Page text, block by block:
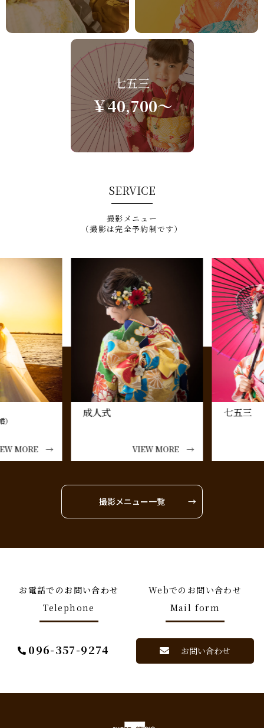
七五三
￥40,700～
SERVICE
撮影メニュー
（撮影は完全予約制です）
MORE →
成人式
VIEW MORE →
七五三
撮影メニュー一覧
お電話でのお問い合わせ
Telephone
096-357-9274
Webでのお問い合わせ
Mail form
お問い合わせ